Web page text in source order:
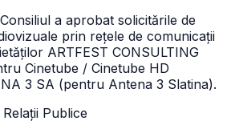
a aprobat solicitările de
prin rețele de comunicații
ARTFEST CONSULTING
Cinetube / Cinetube HD
3 SA (pentru Antena 3 Slatina).
Publice